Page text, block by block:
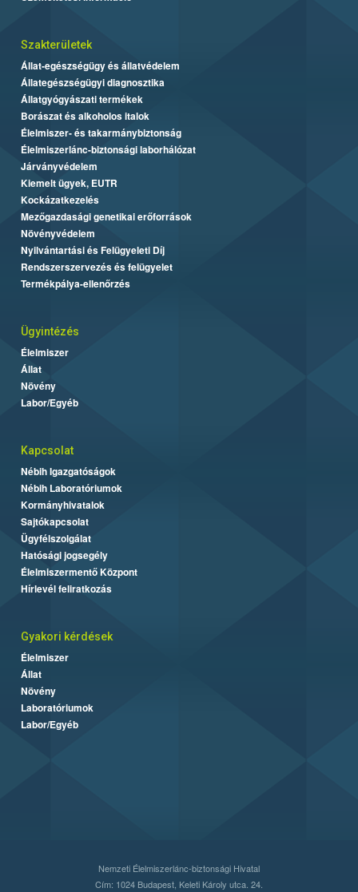
Szakterületek
Állat-egészségügy és állatvédelem
Állategészségügyi diagnosztika
Állatgyógyászati termékek
Borászat és alkoholos italok
Élelmiszer- és takarmánybiztonság
Élelmiszerlánc-biztonsági laborhálózat
Járványvédelem
Kiemelt ügyek, EUTR
Kockázatkezelés
Mezőgazdasági genetikai erőforrások
Növényvédelem
Nyilvántartási és Felügyeleti Díj
Rendszerszervezés és felügyelet
Termékpálya-ellenőrzés
Ügyintézés
Élelmiszer
Állat
Növény
Labor/Egyéb
Kapcsolat
Nébih Igazgatóságok
Nébih Laboratóriumok
Kormányhivatalok
Sajtókapcsolat
Ügyfélszolgálat
Hatósági jogsegély
Élelmiszermentő Központ
Hírlevél feliratkozás
Gyakori kérdések
Élelmiszer
Állat
Növény
Laboratóriumok
Labor/Egyéb
Nemzeti Élelmiszerlánc-biztonsági Hivatal
Cím: 1024 Budapest, Keleti Károly utca. 24.